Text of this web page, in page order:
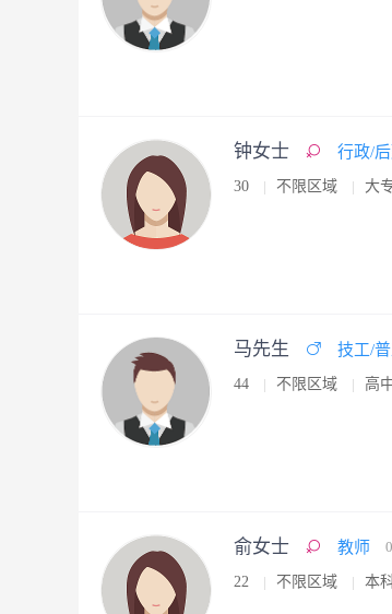
钟女士 行政/
30 不限区域 大
马先生 技工/
44 不限区域 高
俞女士 教师
22 不限区域 本